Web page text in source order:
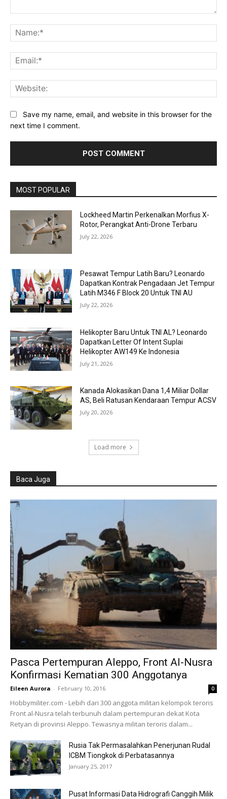
Save my name, email, and website in this browser for the
next time I comment.
MOST POPULAR
Lockheed Martin Perkenalkan Morfius X-
Rotor, Perangkat Anti-Drone Terbaru
July 22, 2026
Pesawat Tempur Latih Baru? Leonardo
Dapatkan Kontrak Pengadaan Jet Tempur
Latih M346 F Block 20 Untuk TNI AU
July 22, 2026
Helikopter Baru Untuk TNI AL? Leonardo
Dapatkan Letter Of Intent Suplai
Helikopter AW149 Ke Indonesia
July 21, 2026
Kanada Alokasikan Dana 1,4 Miliar Dollar
AS, Beli Ratusan Kendaraan Tempur ACSV
July 20, 2026
Load more
Baca Juga
Pasca Pertempuran Aleppo, Front Al-Nusra
Konfirmasi Kematian 300 Anggotanya
Eileen Aurora - February 10, 2016 0
Hobbymiliter.com - Lebih dari 300 anggota militan kelompok teroris
Front al-Nusra telah terbunuh dalam pertempuran dekat Kota
Retyan di provinsi Aleppo. Tewasnya militan teroris dalam...
Rusia Tak Permasalahkan Penerjunan Rudal
ICBM Tiongkok di Perbatasannya
January 25, 2017
Pusat Informasi Data Hidrografi Canggih Milik